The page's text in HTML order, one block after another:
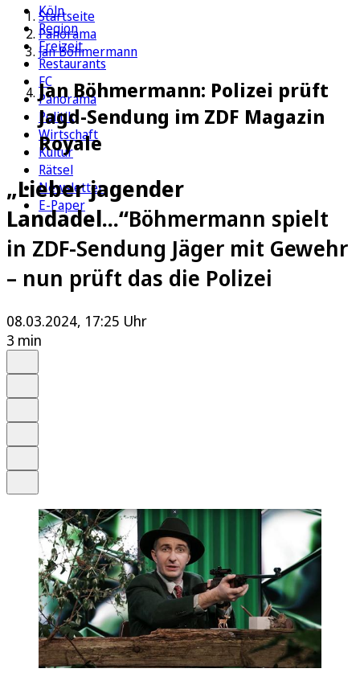
Köln
Region
Freizeit
Restaurants
FC
Panorama
Politik
Wirtschaft
Kultur
Rätsel
Newsletter
E-Paper
Startseite
Panorama
Jan Böhmermann
Jan Böhmermann: Polizei prüft
Jagd-Sendung im ZDF Magazin
Royale
„Lieber jagender
Landadel...“Böhmermann spielt
in ZDF-Sendung Jäger mit Gewehr
– nun prüft das die Polizei
08.03.2024, 17:25 Uhr
3 min